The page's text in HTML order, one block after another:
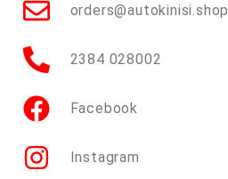
orders@autokinisi.shop
2384 028002
Facebook
Instagram